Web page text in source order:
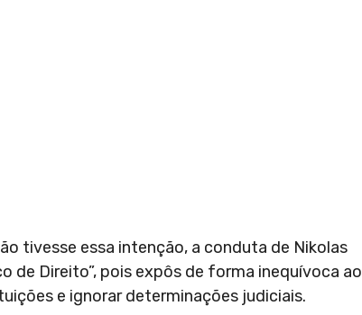
tivesse essa intenção, a conduta de Nikolas
de Direito”, pois expôs de forma inequívoca ao
e ignorar determinações judiciais.